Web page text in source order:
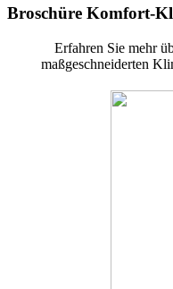
Broschüre Komfort-
Erfahren Sie mehr
maßgeschneiderten